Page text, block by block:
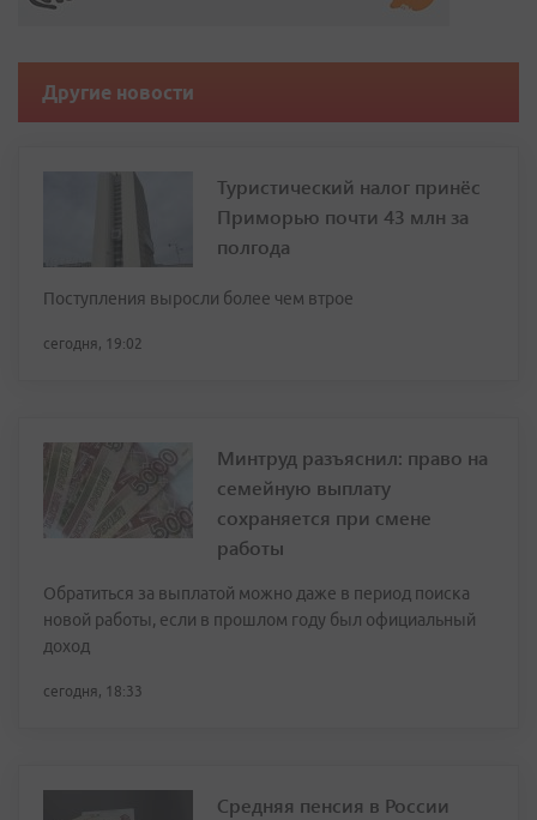
Другие новости
Туристический налог принёс
Приморью почти 43 млн за
полгода
Поступления выросли более чем втрое
сегодня, 19:02
Минтруд разъяснил: право на
семейную выплату
сохраняется при смене
работы
Обратиться за выплатой можно даже в период поиска
новой работы, если в прошлом году был официальный
доход
сегодня, 18:33
Средняя пенсия в России